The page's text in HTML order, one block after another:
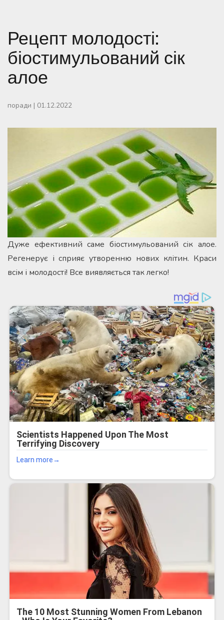
Рецепт молодості:
біостимульований сік
алое
поради | 01.12.2022
Дуже ефективний саме біостимульований сік алое.
Регенерує і сприяє утворенню нових клітин. Краси
всім і молодості! Все виявляється так легко!